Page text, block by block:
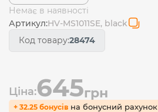
Немає в наявності
Артикул:HV-MS1011SE, black
Код товару:28474
Ціна:645грн
+ 32.25 бонусів на бонусний рахунок